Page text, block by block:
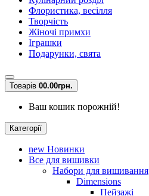
Флористика, весілля
Творчість
Жіночі примхи
Іграшки
Подарунки, свята
Товарів 00.00грн.
Ваш кошик порожній!
Категорії
new Новинки
Все для вишивки
Набори для вишивання
Dimensions
Пейзажі